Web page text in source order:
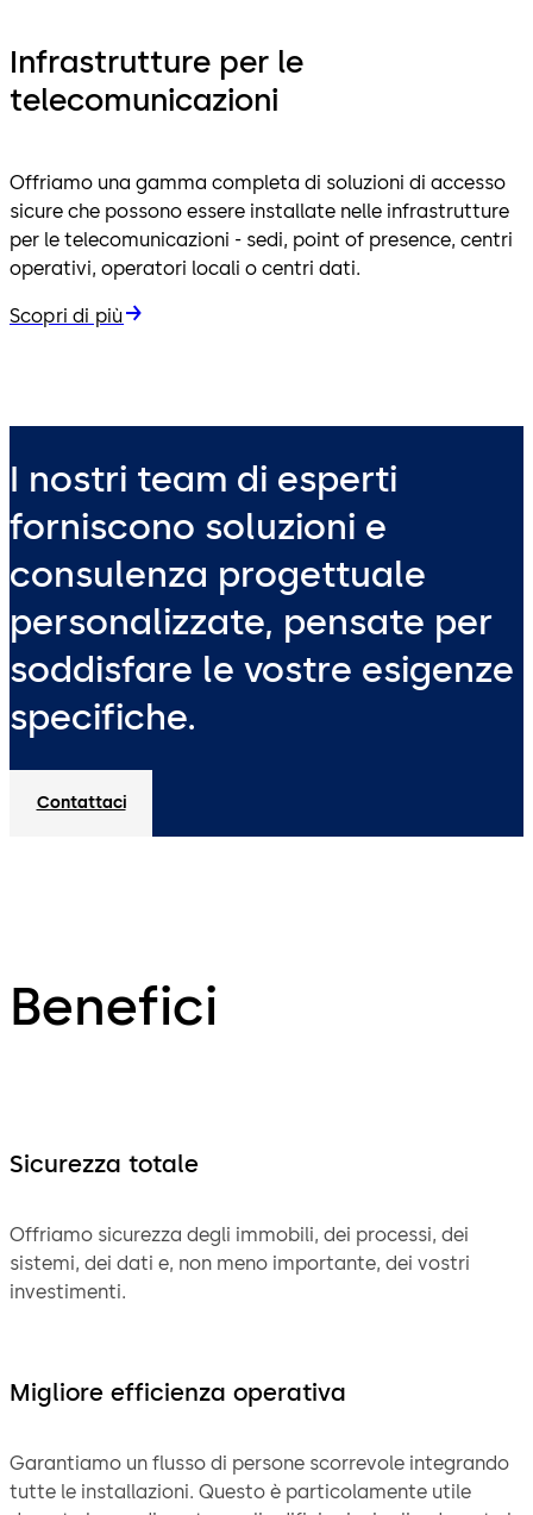
Infrastrutture per le
telecomunicazioni
Offriamo una gamma completa di soluzioni di accesso
sicure che possono essere installate nelle infrastrutture
per le telecomunicazioni - sedi, point of presence, centri
operativi, operatori locali o centri dati.
Scopri di più
I nostri team di esperti
forniscono soluzioni e
consulenza progettuale
personalizzate, pensate per
soddisfare le vostre esigenze
specifiche.
Contattaci
Benefici
Sicurezza totale
Offriamo sicurezza degli immobili, dei processi, dei
sistemi, dei dati e, non meno importante, dei vostri
investimenti.
Migliore efficienza operativa
Garantiamo un flusso di persone scorrevole integrando
tutte le installazioni. Questo è particolamente utile